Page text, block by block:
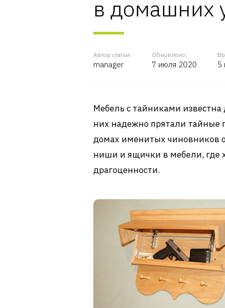
в домашних
Автор статьи:
manager
Обновлено:
7 июля 2020 5
Мебель с тайниками
них надежно прятали тайные
домах именитых чиновников
ниши и ящички в мебели, где
драгоценности.